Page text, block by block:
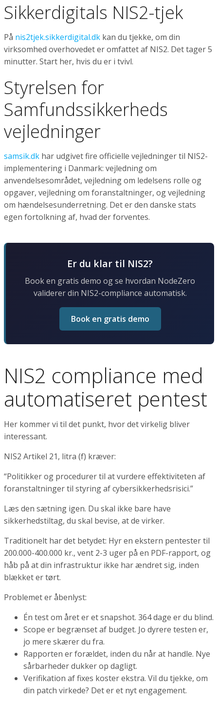
Sikkerdigitals NIS2-tjek
På nis2tjek.sikkerdigital.dk kan du tjekke, om din
virksomhed overhovedet er omfattet af NIS2. Det tager 5
minutter. Start her, hvis du er i tvivl.
Styrelsen for
Samfundssikkerheds
vejledninger
samsik.dk har udgivet fire officielle vejledninger til NIS2-
implementering i Danmark: vejledning om
anvendelsesområdet, vejledning om ledelsens rolle og
opgaver, vejledning om foranstaltninger, og vejledning
om hændelsesunderretning. Det er den danske stats
egen fortolkning af, hvad der forventes.
Er du klar til NIS2?
Book en gratis demo og se hvordan NodeZero
validerer din NIS2-compliance automatisk.
Book en gratis demo
NIS2 compliance med
automatiseret pentest
Her kommer vi til det punkt, hvor det virkelig bliver
interessant.
NIS2 Artikel 21, litra (f) kræver:
“Politikker og procedurer til at vurdere effektiviteten af
foranstaltninger til styring af cybersikkerhedsrisici.”
Læs den sætning igen. Du skal ikke bare have
sikkerhedstiltag, du skal bevise, at de virker.
Traditionelt har det betydet: Hyr en ekstern pentester til
200.000-400.000 kr., vent 2-3 uger på en PDF-rapport, og
håb på at din infrastruktur ikke har ændret sig, inden
blækket er tørt.
Problemet er åbenlyst:
Én test om året er et snapshot. 364 dage er du blind.
Scope er begrænset af budget. Jo dyrere testen er,
jo mere skærer du fra.
Rapporten er forældet, inden du når at handle. Nye
sårbarheder dukker op dagligt.
Verifikation af fixes koster ekstra. Vil du tjekke, om
din patch virkede? Det er et nyt engagement.